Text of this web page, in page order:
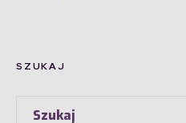
SZUKAJ